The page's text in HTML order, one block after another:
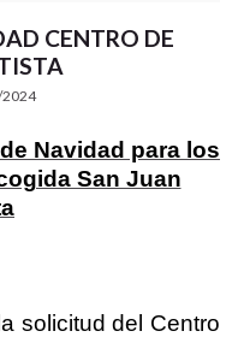
CENTRO DE
Navidad para los
San Juan
solicitud del Centro